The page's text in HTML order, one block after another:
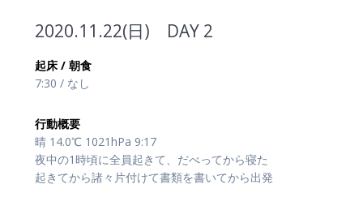
2020.11.22(日) DAY 2
起床 / 朝食
7:30 / なし
行動概要
晴 14.0℃ 1021hPa 9:17
夜中の1時頃に全員起きて、だべってから寝た
起きてから諸々片付けて書類を書いてから出発